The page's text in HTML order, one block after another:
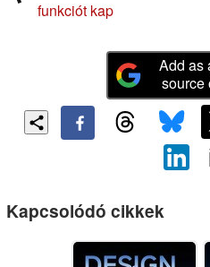
funkciót kap
Add as
source
Kapcsolódó cikkek